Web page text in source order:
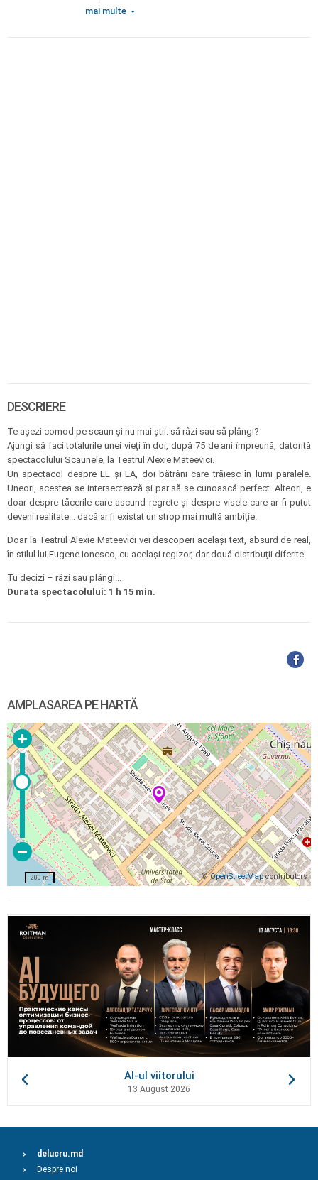
mai multe
DESCRIERE
Te așezi comod pe scaun și nu mai știi: să râzi sau să plângi?
Ajungi să faci totalurile unei vieți în doi, după 75 de ani împreună, datorită
spectacolului Scaunele, la Teatrul Alexie Mateevici.
Un spectacol despre EL și EA, doi bătrâni care trăiesc în lumi paralele.
Uneori, acestea se intersectează și par să se cunoască perfect. Alteori, e
doar despre tăcerile care ascund regrete și despre visele care ar fi putut
deveni realitate... dacă ar fi existat un strop mai multă ambiție.
Doar la Teatrul Alexie Mateevici vei descoperi același text, absurd de real,
în stilul lui Eugene Ionesco, cu același regizor, dar două distribuții diferite.
Tu decizi – râzi sau plângi...
Durata spectacolului: 1 h 15 min.
AMPLASAREA PE HARTĂ
©OpenStreetMapcontributors
200 m
AI-ul viitorului
13 August 2026
delucru.md
Despre noi